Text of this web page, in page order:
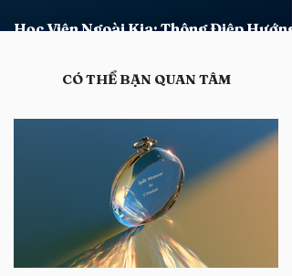
Học Viện Ngoài Kia: Thông Điệp Hướng
​CÓ THỂ BẠN QUAN TÂM